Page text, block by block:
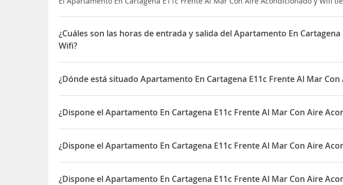
¿Cuáles son las horas de entrada y salida del Apartamento En
Wifi?
La entrada a Apartamento En Cartagena E11c Frente Al Mar Con Aire
antes de las 11:00 horas
¿Dónde está situado Apartamento En Cartagena E11c Frente Al Mar
El Apartamento En Cartagena E11c Frente Al Mar Con Aire Acondicionado y Wifi
#3-159 Edificio el Nuevo Conquistador apartamento 11B
¿Dispone el Apartamento En Cartagena E11c Frente Al Mar Con Aire
Sí, el Apartamento En Cartagena E11c Frente Al Mar Con Aire Acondicionado y
¿Dispone el Apartamento En Cartagena E11c Frente Al Mar Con Aire
Sí, el Apartamento En Cartagena E11c Frente Al Mar Con Aire Acondicionado y
¿Dispone el Apartamento En Cartagena E11c Frente Al Mar Con Aire